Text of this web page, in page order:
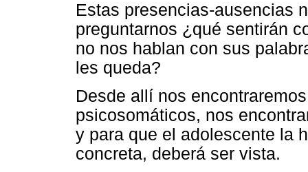
Estas presencias-ausencias
preguntarnos ¿qué sentirán
no nos hablan con sus
les queda?
Desde allí nos
psicosomáticos, nos
y para que el adolescente la
concreta, deberá ser vista.